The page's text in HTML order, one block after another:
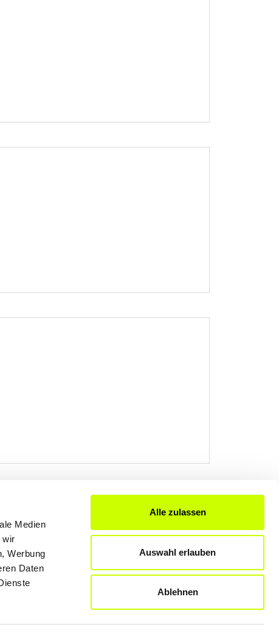
Medien
wir
Werbung
Daten
Alle zulassen
Auswahl erlauben
Ablehnen
FÜR UNTERNEHMER
Produkte & Lösungen
Werben auf dem Blog